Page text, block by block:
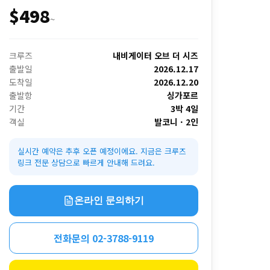
$498~
크루즈
내비게이터 오브 더 시즈
출발일
2026.12.17
도착일
2026.12.20
출발항
싱가포르
기간
3박 4일
객실
발코니 · 2인
실시간 예약은 추후 오픈 예정이에요. 지금은 크루즈
링크 전문 상담으로 빠르게 안내해 드려요.
온라인 문의하기
전화문의 02-3788-9119